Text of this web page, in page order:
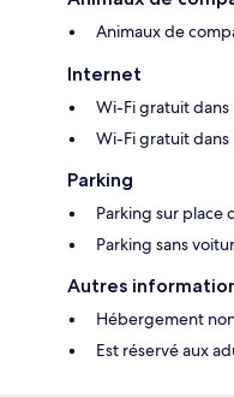
Animaux de
Internet
Wi-Fi gratuit dans
Wi-Fi gratuit dans
Parking
Parking sur
Parking sans
Autres
Hébergement
Est réservé aux